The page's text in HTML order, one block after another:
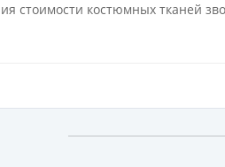
стоимости костюмных тканей